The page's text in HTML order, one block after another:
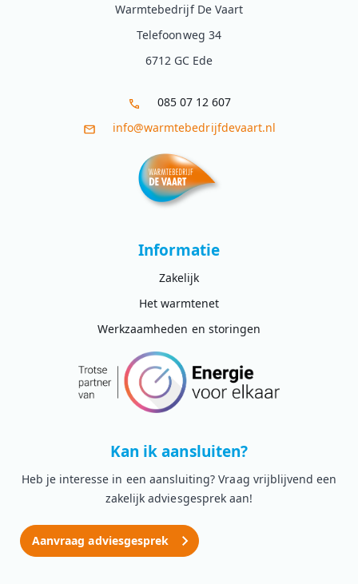
Warmtebedrijf De Vaart
Telefoonweg 34
6712 GC Ede
085 07 12 607
info@warmtebedrijfdevaart.nl
Informatie
Zakelijk
Het warmtenet
Werkzaamheden en storingen
Kan ik aansluiten?
Heb je interesse in een aansluiting? Vraag vrijblijvend een
zakelijk adviesgesprek aan!
Aanvraag adviesgesprek